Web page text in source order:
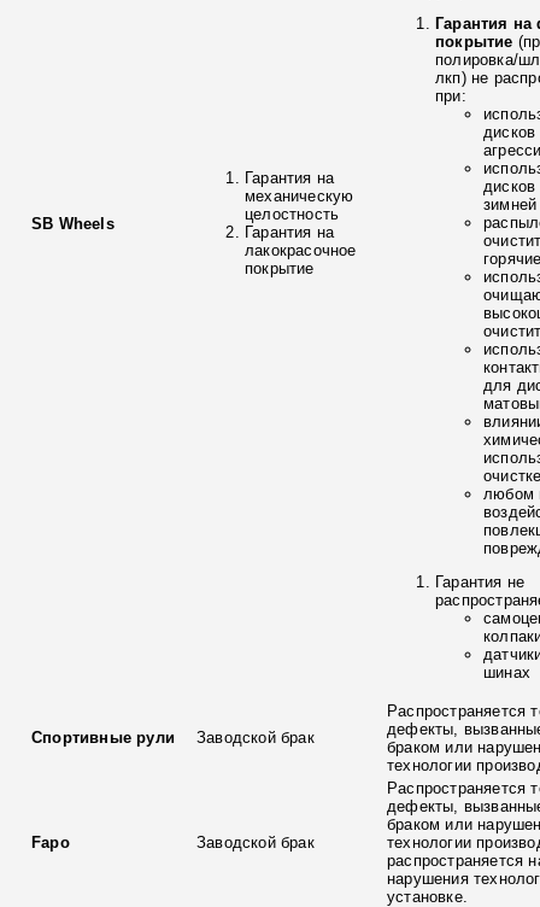
SB Wheels
Гарантия на
механическую
целостность
Гарантия на
лакокрасочное
покрытие
Гарантия
покрытие
полировка/
лкп) не
при:
зимней
для
любом
Гарантия не
шинах
Спортивные рули Заводской брак
Распространяется
дефекты,
браком или
технологии
Fapo Заводской брак
Распространяется
дефекты,
браком или
технологии
распространяется
нарушения
установке.